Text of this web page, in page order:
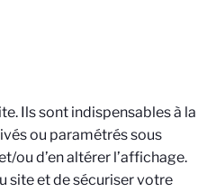
Ils sont indispensables à la
ou paramétrés sous
ou d’en altérer l’affichage.
site et de sécuriser votre